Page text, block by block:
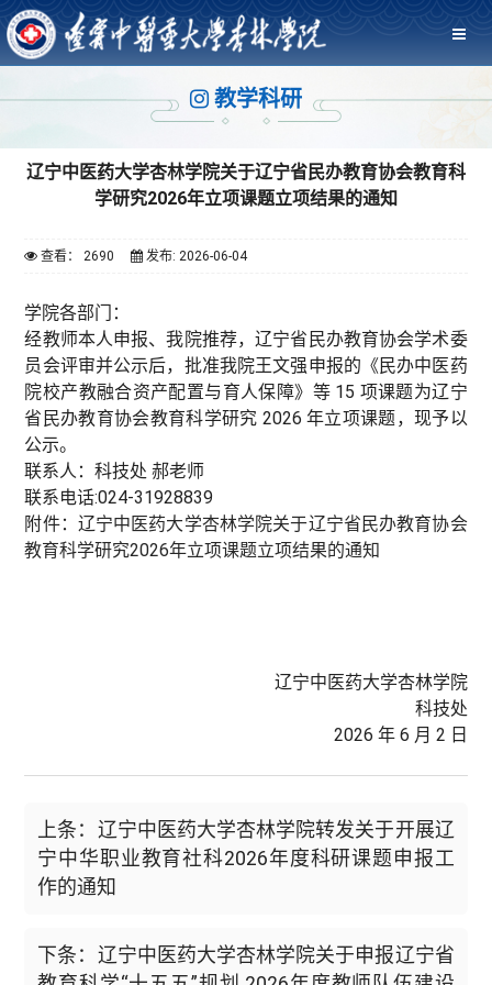
教学科研
辽宁中医药大学杏林学院关于辽宁省民办教育协会教育科
学研究2026年立项课题立项结果的通知
查看： 2690 发布: 2026-06-04
学院各部门：
经教师本人申报、我院推荐，辽宁省民办教育协会学术委
员会评审并公示后，批准我院王文强申报的《民办中医药
院校产教融合资产配置与育人保障》等 15 项课题为辽宁
省民办教育协会教育科学研究 2026 年立项课题，现予以
公示。
联系人：科技处 郝老师
联系电话:024-31928839
附件： 辽宁中医药大学杏林学院关于辽宁省民办教育协会
教育科学研究2026年立项课题立项结果的通知
辽宁中医药大学杏林学院
科技处
2026 年 6 月 2 日
上条：辽宁中医药大学杏林学院转发关于开展辽
宁中华职业教育社科2026年度科研课题申报工
作的通知
下条：辽宁中医药大学杏林学院关于申报辽宁省